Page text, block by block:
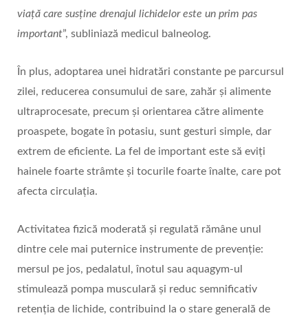
viață care susține drenajul lichidelor este un prim pas
important”, subliniază medicul balneolog.
În plus, adoptarea unei hidratări constante pe parcursul
zilei, reducerea consumului de sare, zahăr și alimente
ultraprocesate, precum și orientarea către alimente
proaspete, bogate în potasiu, sunt gesturi simple, dar
extrem de eficiente. La fel de important este să eviți
hainele foarte strâmte și tocurile foarte înalte, care pot
afecta circulația.
Activitatea fizică moderată și regulată rămâne unul
dintre cele mai puternice instrumente de prevenție:
mersul pe jos, pedalatul, înotul sau aquagym‑ul
stimulează pompa musculară și reduc semnificativ
retenția de lichide, contribuind la o stare generală de